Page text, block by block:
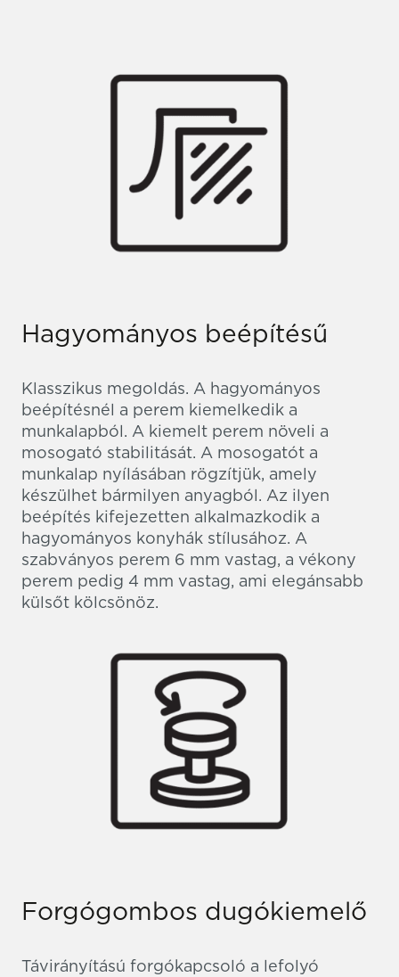
Hagyományos beépítésű
Klasszikus megoldás. A hagyományos
beépítésnél a perem kiemelkedik a
munkalapból. A kiemelt perem növeli a
mosogató stabilitását. A mosogatót a
munkalap nyílásában rögzítjük, amely
készülhet bármilyen anyagból. Az ilyen
beépítés kifejezetten alkalmazkodik a
hagyományos konyhák stílusához. A
szabványos perem 6 mm vastag, a vékony
perem pedig 4 mm vastag, ami elegánsabb
külsőt kölcsönöz.
Forgógombos dugókiemelő
Távirányítású forgókapcsoló a lefolyó